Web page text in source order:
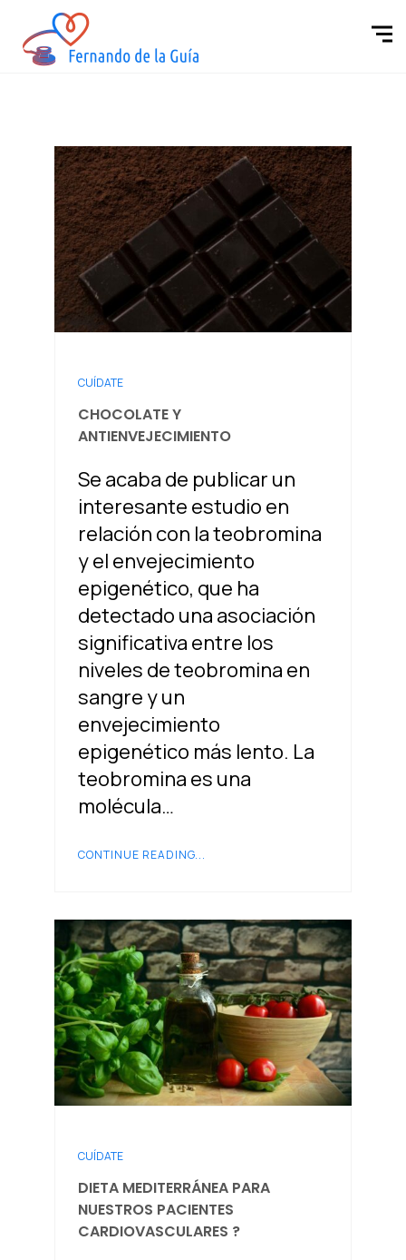
CUÍDATE
CHOCOLATE Y
ANTIENVEJECIMIENTO
Se acaba de publicar un
interesante estudio en
relación con la teobromina
y el envejecimiento
epigenético, que ha
detectado una asociación
significativa entre los
niveles de teobromina en
sangre y un
envejecimiento
epigenético más lento. La
teobromina es una
molécula…
CONTINUE READING...
CUÍDATE
DIETA MEDITERRÁNEA PARA
NUESTROS PACIENTES
CARDIOVASCULARES ?